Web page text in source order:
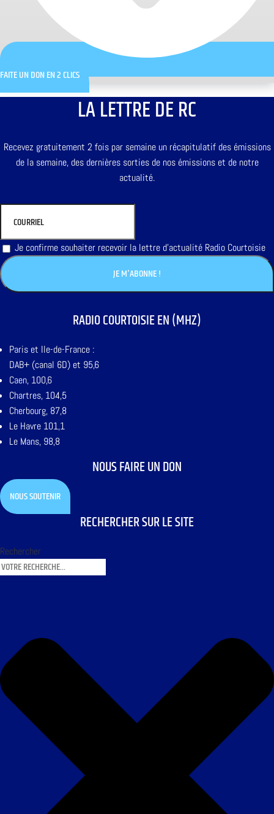
FAITE UN DON EN 2 CLICS
LA LETTRE DE RC
Recevez gratuitement 2 fois par semaine un récapitulatif des émissions
de la semaine, des dernières sorties de nos émissions et de notre
actualité.
Je confirme souhaiter recevoir la lettre d'actualité Radio Courtoisie
RADIO COURTOISIE EN (MHZ)
Paris et Ile-de-France :
DAB+ (canal 6D) et 95,6
Caen, 100,6
Chartres, 104,5
Cherbourg, 87,8
Le Havre 101,1
Le Mans, 98,8
NOUS FAIRE UN DON
NOUS SOUTENIR
RECHERCHER SUR LE SITE
Rechercher